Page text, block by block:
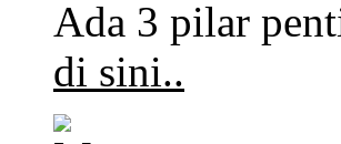
Ada 3 pilar
di sini..